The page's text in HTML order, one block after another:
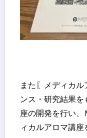
また〖メディカ
ンス・研究結果
座の開発を行い
ィカルアロマ講座